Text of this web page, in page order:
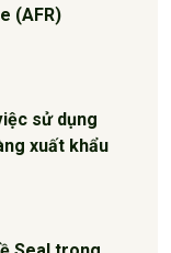
(AFR)
sử dụng
xuất khẩu